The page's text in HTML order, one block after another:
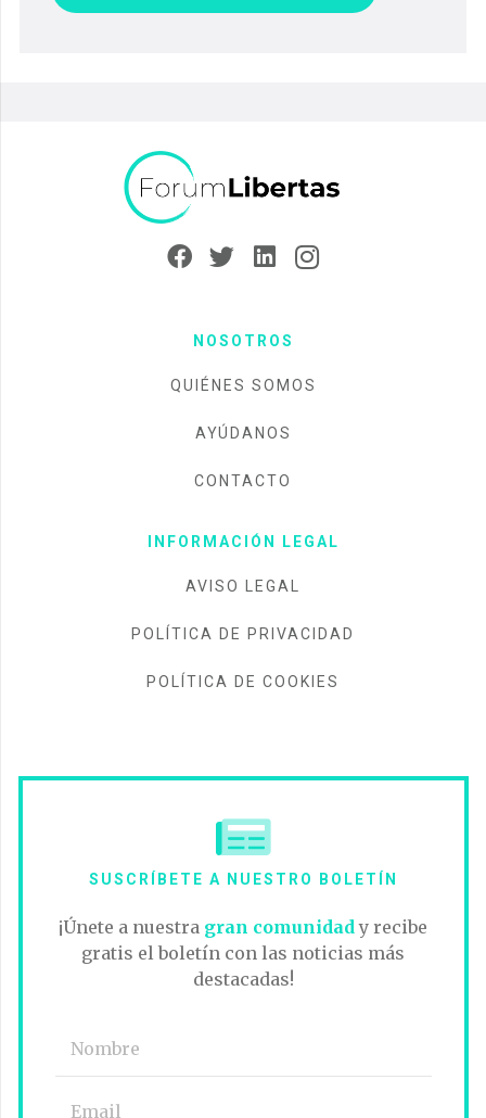
NOSOTROS
QUIÉNES SOMOS
AYÚDANOS
CONTACTO
INFORMACIÓN LEGAL
AVISO LEGAL
POLÍTICA DE PRIVACIDAD
POLÍTICA DE COOKIES
SUSCRÍBETE A NUESTRO BOLETÍN
¡Únete a nuestra gran comunidad y recibe
gratis el boletín con las noticias más
destacadas!